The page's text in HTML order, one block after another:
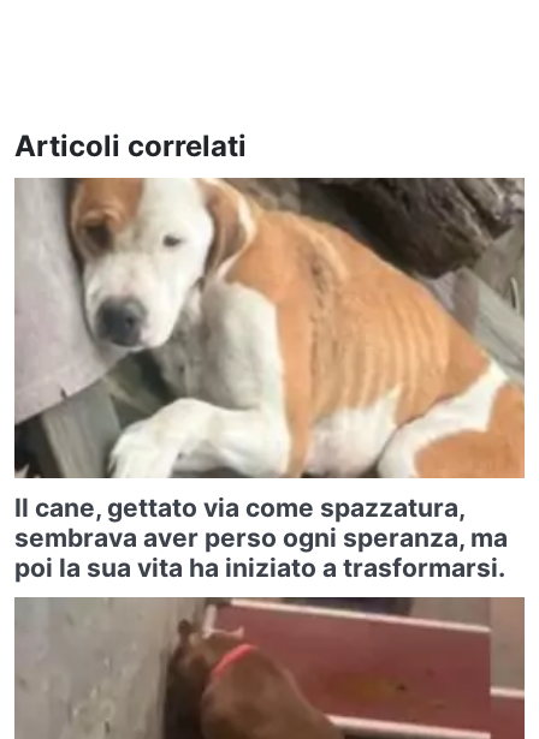
Articoli correlati
Il cane, gettato via come spazzatura,
sembrava aver perso ogni speranza, ma
poi la sua vita ha iniziato a trasformarsi.